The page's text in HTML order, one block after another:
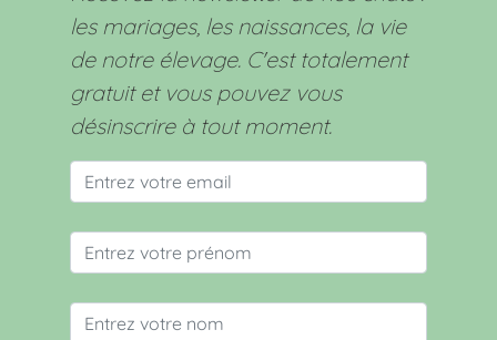
les mariages, les naissances, la vie
de notre élevage. C'est totalement
gratuit et vous pouvez vous
désinscrire à tout moment.